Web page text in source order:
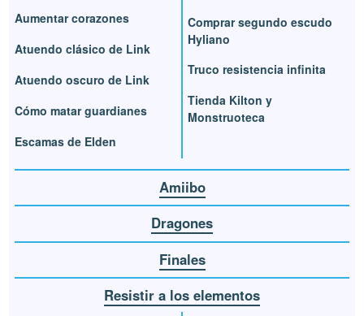
Aumentar corazones
Atuendo clásico de Link
Atuendo oscuro de Link
Cómo matar guardianes
Escamas de Elden
Comprar segundo escudo
Hyliano
Truco resistencia infinita
Tienda Kilton y
Monstruoteca
Amiibo
Dragones
Finales
Resistir a los elementos